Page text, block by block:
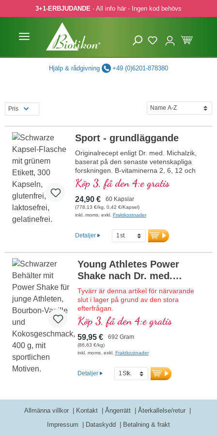
till huvudinnehåll
Hoppa till sökning
Hoppa till huvudnavigering
3+1-ERBJUDANDE - All info här - Ingen kod behövs
Hjälp & rådgivning +49 (0)6201-878380
Pris
Sport - grundläggande
Originalrecept enligt Dr. med. Michalzik,
baserat på den senaste vetenskapliga
forskningen. B-vitaminerna 2, 6, 12 och
folsyra i bioaktiv form!
Köp 3, få den 4:e gratis
24,90 € 60 Kapslar
(778,13 €/kg, 0,42 €/Kapsel)
inkl. moms. exkl. Fraktkostnader
Detaljer
Young Athletes Power
Shake nach Dr. med.
Michalzik
Tyvärr är denna artikel för närvarande
slut i lager på grund av den stora
efterfrågan.
Högkvalitativ proteinshake med alla
essentiella aminosyror (EAAs) och
muskelaminosyror (BCAAs), berikad med
kreatin, D-ribos (muskelsocker) och
som ger 70 mineraler och spårämnen
med kalcium och vitamin D för starka
Tyskland.
Mer information om Young Athletes
Köp 3, få den 4:e gratis
59,95 € 692 Gram
(86,63 €/kg)
inkl. moms. exkl. Fraktkostnader
Detaljer
Allmänna villkor Kontakt Ångerrätt
Återkallelse/retur
Impressum
Dataskydd Betalning & frakt